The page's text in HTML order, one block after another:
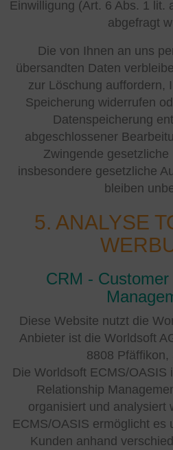
Einwilligung (Art. 6 Abs. 1 lit.
abgefragt
Die von Ihnen an uns
übersandten Daten
zur Löschung auffordern,
Speicherung widerrufen
Datenspeicherung
abgeschlossener
Zwingende
insbesondere gesetzliche
bleiben
5. ANALYSE
CRM -
Diese Website nutzt die
Anbieter ist die Worldsoft
8808 Pfäffikon,
Die Worldsoft ECMS/OASIS
Relationship
organisiert und analysiert
ECMS/OASIS ermöglicht es
Kunden anhand